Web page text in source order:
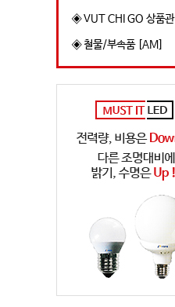
◈ VUT CHI GO 상품관
◈ 철물/부속품 [AM]